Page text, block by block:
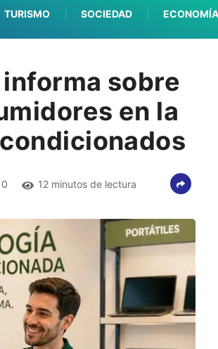
TURISMO SOCIEDAD ECONOMÍA
sobre
en la
0 12 minutos de lectura